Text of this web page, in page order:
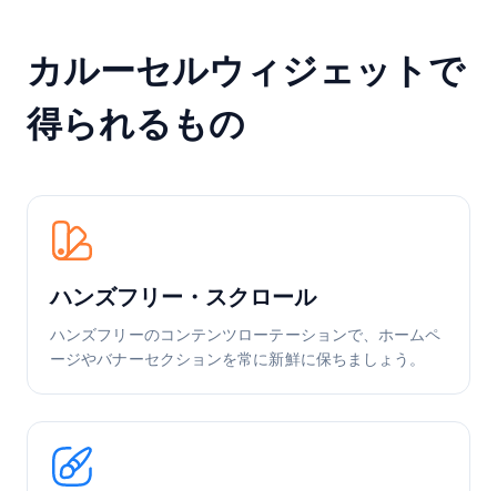
カルーセルウィジェットで
得られるもの
ハンズフリー・スクロール
ハンズフリーのコンテンツローテーションで、ホームペ
ージやバナーセクションを常に新鮮に保ちましょう。